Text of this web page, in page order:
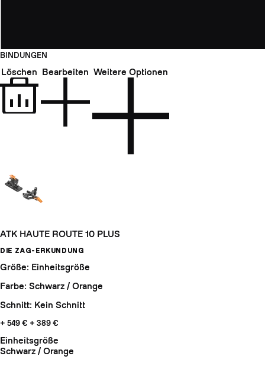
BINDUNGEN
Löschen Bearbeiten Weitere Optionen
ATK HAUTE ROUTE 10 PLUS
DIE ZAG-ERKUNDUNG
Größe: Einheitsgröße
Farbe: Schwarz / Orange
Schnitt: Kein Schnitt
+ 549 € + 389 €
Einheitsgröße
Schwarz / Orange